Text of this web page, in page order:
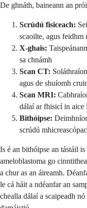
De ghnáth, baineann an
Scrúdú fisiceach:
scaoilte, agus feidhm
X-ghais:
sa chnámh
Scan CT:
agus de shuíomh
Scan MRI:
dálaí ar fhisicí in aice
Bithóipse:
scrúdú
Is é an bithóipse an tástáil
ameloblastoma go
a chur as an áireamh.
le cá háit a ndéanfar an
chealla dálaí a scaipeadh